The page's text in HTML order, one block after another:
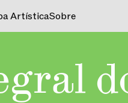
ArtísticaSobre